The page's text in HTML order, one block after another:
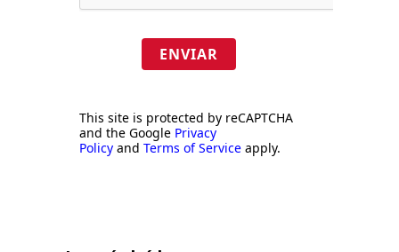
ENVIAR
This site is protected by reCAPTCHA
and the Google Privacy
Policy and Terms of Service apply.